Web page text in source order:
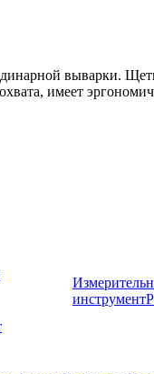
выварки.
имеет
инструмент